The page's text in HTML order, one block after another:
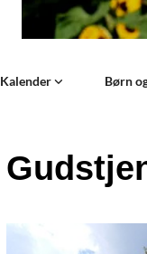
Kalender Børn